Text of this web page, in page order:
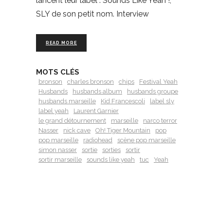
SLY de son petit nom. Interview
READ MORE
MOTS CLÉS
bronson charles bronson chips
Festival Yeah
Husbands
husbands album
husbands groupe
husbands marseille
Kid Francescoli
label sly
label yeah
Laurent Garnier
le grand détournement
marseille
narco terror
Nasser
nick cave Oh! Tiger Mountain
pop
pop marseille
radiohead
scène pop marseille
simon nasser
sortie sorties
sortir
sortir marseille
sounds like yeah tuc Yeah